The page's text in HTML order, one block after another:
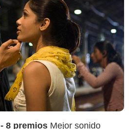
- 8 premios Mejor sonido